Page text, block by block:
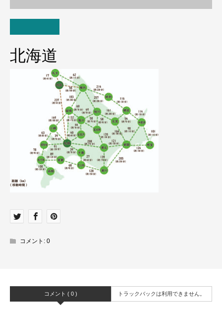
北海道
コメント: 0
コメント ( 0 ) トラックバックは利用できません。